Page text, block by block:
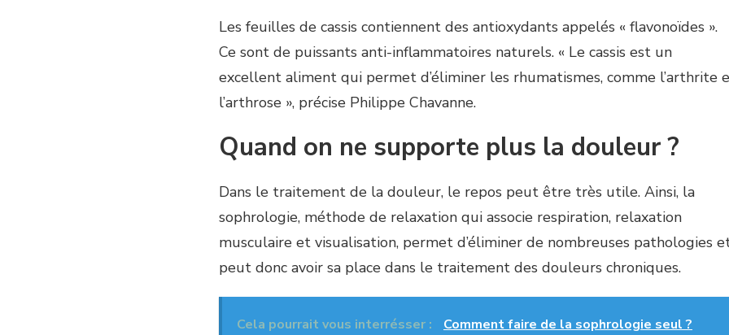
Les feuilles de cassis contiennent des antioxydants appelés « flavonoïdes ».
Ce sont de puissants anti-inflammatoires naturels. « Le cassis est un
excellent aliment qui permet d’éliminer les rhumatismes, comme l’arthrite
l’arthrose », précise Philippe Chavanne.
Quand on ne supporte plus la douleur ?
Dans le traitement de la douleur, le repos peut être très utile. Ainsi, la
sophrologie, méthode de relaxation qui associe respiration, relaxation
musculaire et visualisation, permet d’éliminer de nombreuses pathologies
peut donc avoir sa place dans le traitement des douleurs chroniques.
Cela pourrait vous interrésser : Comment faire de la sophrologie seul ?